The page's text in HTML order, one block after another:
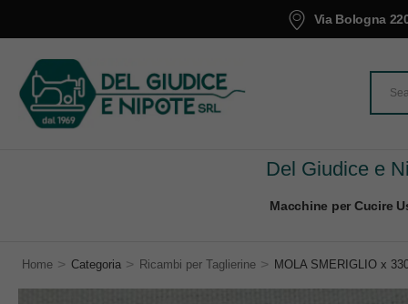
Via Bologna
Del Giudice e
Macchine per Cucire
Home > Categoria > Ricambi per Taglierine > MOLA SMERIGLIO x